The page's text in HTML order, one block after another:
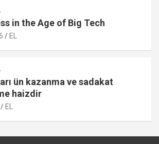
in the Age of Big Tech
EL
ün kazanma ve sadakat
haizdir
EL